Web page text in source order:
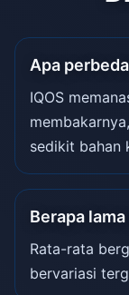
Apa
IQOS
sedikit bahan
Berapa
Rata-rata
bervariasi